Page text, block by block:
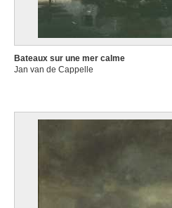
Bateaux sur une mer calme
Jan van de Cappelle